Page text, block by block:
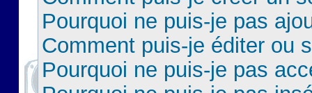
Pourquoi ne puis-je pas
Comment puis-je éditer ou
Pourquoi ne puis-je pas